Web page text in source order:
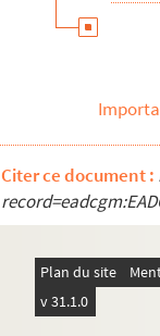
Citer ce document :
Plan du site
v 31.1.0